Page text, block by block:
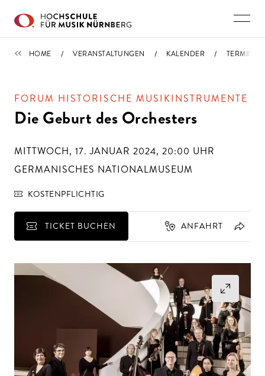
TERMINE
HOME VERANSTALTUNGEN KALENDER TERMIN
FORUM HISTORISCHE MUSIKINSTRUMENTE
Die Geburt des Orchesters
MITTWOCH, 17. JANUAR 2024, 20:00 UHR
GERMANISCHES NATIONALMUSEUM
KOSTENPFLICHTIG
TICKET BUCHEN ANFAHRT